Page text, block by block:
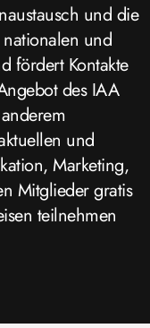
und die
und
fördert Kontakte
des IAA
und
Marketing,
Mitglieder gratis
teilnehmen